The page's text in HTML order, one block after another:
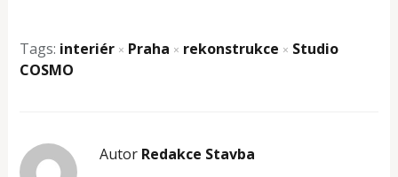
Tags: interiér × Praha × rekonstrukce × Studio
COSMO
Autor Redakce Stavba